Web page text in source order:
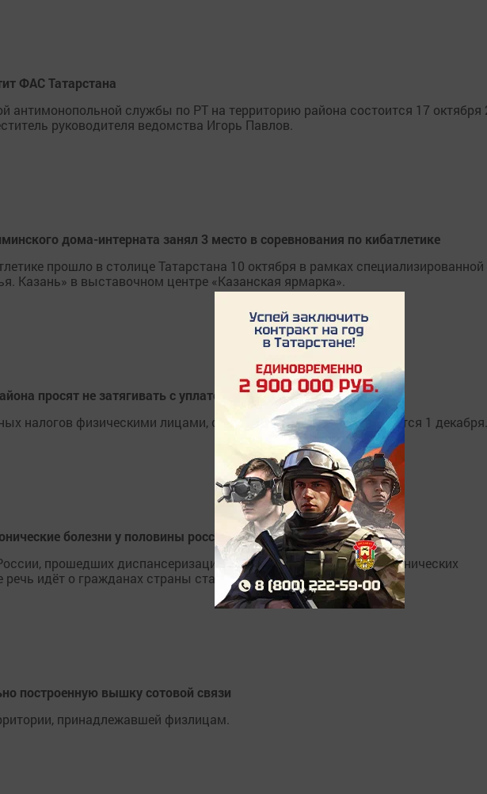
ФАС Татарстана
антимонопольной службы по РТ на территорию района состоится 17 октября
руководителя ведомства Игорь Павлов.
дома-интерната занял 3 место в соревнования по кибатлетике
прошло в столице Татарстана 10 октября в рамках специализированной
Казань» в выставочном центре «Казанская ярмарка».
просят не затягивать с уплатой налогов
налогов физическими лицами, срок уплаты которых завершается 1 декабря.
болезни у половины россиян
прошедших диспансеризацию в 2018 году, страдают от хронических
идёт о гражданах страны старше 18 лет.
построенную вышку сотовой связи
принадлежавшей физлицам.